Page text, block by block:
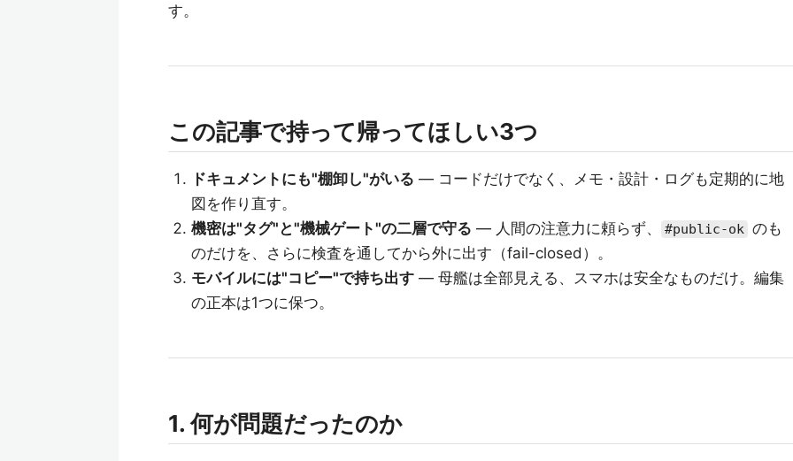
す。
この記事で持って帰ってほしい3つ
ドキュメントにも"棚卸し"がいる — コードだけでなく、メモ・設計・ログも定期的に地
図を作り直す。
機密は"タグ"と"機械ゲート"の二層で守る — 人間の注意力に頼らず、 #public-ok のも
のだけを、さらに検査を通してから外に出す（fail-closed）。
モバイルには"コピー"で持ち出す— 母艦は全部見える、スマホは安全なものだけ。編集
の正本は1つに保つ。
1. 何が問題だったのか